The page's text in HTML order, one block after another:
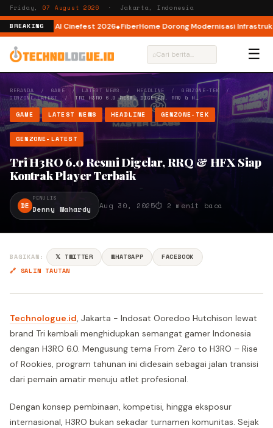
Friday, 07 August 2026 · Jakarta, Indonesia
BREAKING
AI lewat AI Cinefest 2026 FiberHome Dorong Modernisasi Infrastruktur
⌕ ☰
BERANDA / GAME/LATEST NEWS / HEADLINE /GENZONE-TEK /
GENZONE-LATEST /TRI H3RO 6.0 RESMI DIGELAR, RRQ & H…
GAME LATEST NEWS HEADLINE GENZONE-TEK
GENZONE-LATEST
Tri H3RO 6.0 Resmi Digelar, RRQ & HFX Siap
Kontrak Player Terbaik
DE
PENULIS
Denny Mahardy Aug 30, 2025⏱ 2 menit baca
BAGIKAN: 𝕏 TWITTER WHATSAPP
FACEBOOK
🔗 SALIN TAUTAN
Technologue.id, Jakarta - Indosat Ooredoo Hutchison lewat
brand Tri kembali menghidupkan semangat gamer Indonesia
dengan H3RO 6.0. Mengusung tema From Zero to H3RO – Rise
of Rookies, program tahunan ini didesain sebagai jalan transisi
dari pemain amatir menuju atlet profesional.
Dengan konsep pembinaan, kompetisi, hingga eksposur
internasional, H3RO bukan sekadar turnamen komunitas. Sejak